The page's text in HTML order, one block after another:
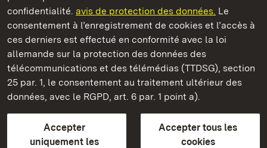
confidentialité. avis de protection des données. Le
consentement à l’enregistrement de cookies et l’accès à
ces derniers est effectué en conformité avec la loi
allemande sur la protection des données des
télécommunications et des télémédias (TTDSG), section
25 par. 1, le consentement au traitement ultérieur des
données, avec le RGPD, art. 6 par. 1 point a).
Accepter
uniquement les
Accepter tous les
cookies
Châteaux et jardins publics du Bade-Wurtemberg
ContactFAQ et réponsesMentions légales
Protection des données
Explications sur l’accessibilité
BITV-konform (geprüfte Seiten)
plus loin